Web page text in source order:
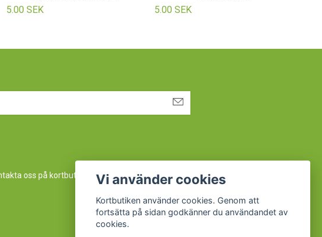
5.00 SEK 5.00 SEK
oss på kortbutiken@procard.seeller ring oss på 019 450 450
Vi använder cookies
Kortbutiken använder cookies. Genom att
fortsätta på sidan godkänner du användandet av
cookies.